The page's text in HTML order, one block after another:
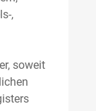
,
soweit